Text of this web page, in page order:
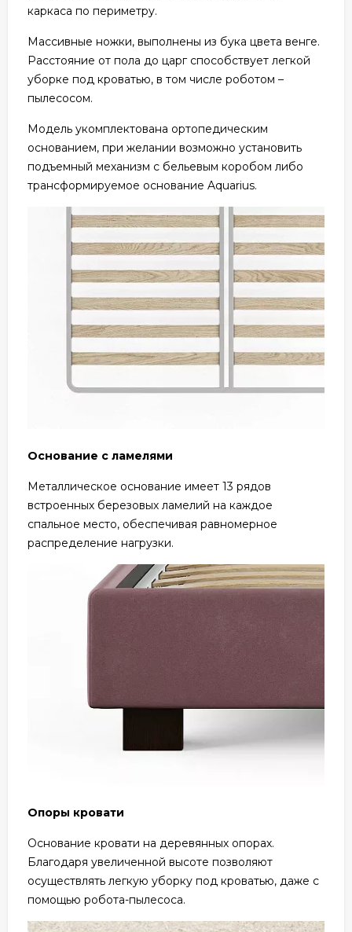
каркаса по периметру.
Массивные ножки, выполнены из бука цвета венге.
Расстояние от пола до царг способствует легкой
уборке под кроватью, в том числе роботом –
пылесосом.
Модель укомплектована ортопедическим
основанием, при желании возможно установить
подъемный механизм с бельевым коробом либо
трансформируемое основание Aquarius.
Основание с ламелями
Металлическое основание имеет 13 рядов
встроенных березовых ламелий на каждое
спальное место, обеспечивая равномерное
распределение нагрузки.
Опоры кровати
Основание кровати на деревянных опорах.
Благодаря увеличенной высоте позволяют
осуществлять легкую уборку под кроватью, даже с
помощью робота-пылесоса.